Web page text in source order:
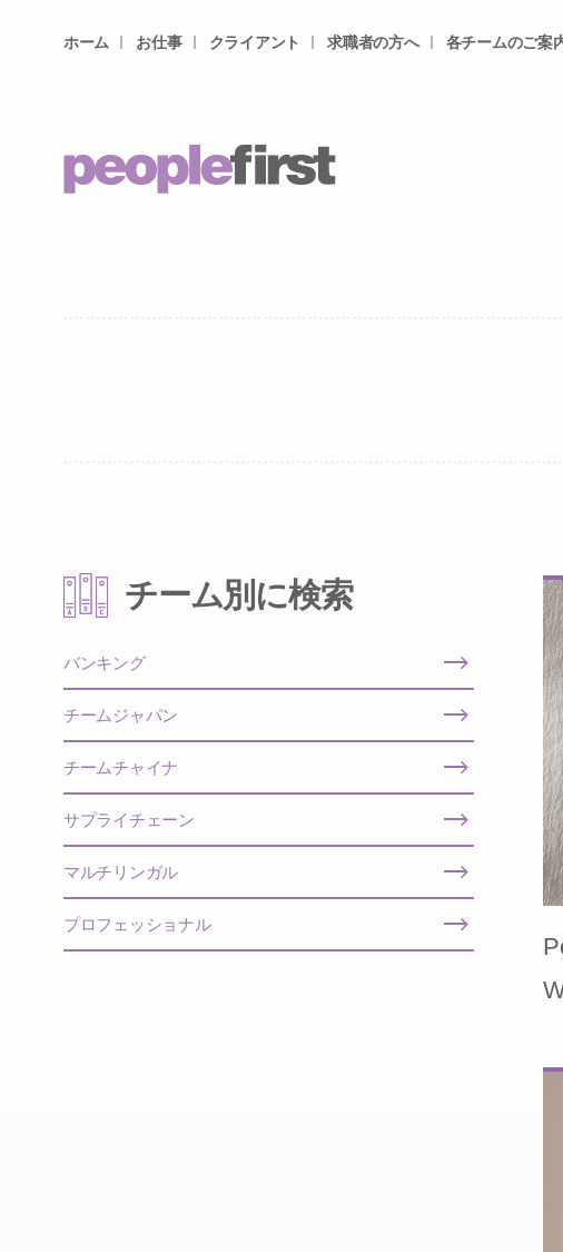
ホーム お仕事 クライアント 求職者の方へ 各チームのご案
チーム別に検索
バンキング
チームジャパン
チームチャイナ
サプライチェーン
マルチリンガル
プロフェッショナル